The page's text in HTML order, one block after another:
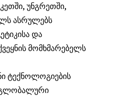
უნგრეთში,
ასრულებს
და
მომხმარებელს
ტექნოლოგიების
გლობალური